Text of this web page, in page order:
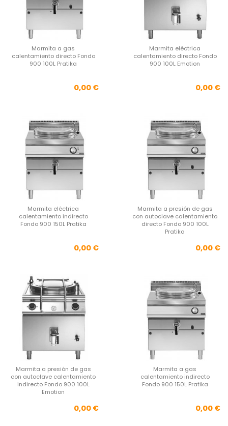
Marmita a gas
calentamiento directo Fondo
900 100L Pratika
Precio
0,00 €
Marmita eléctrica
calentamiento directo Fondo
900 100L Emotion
0,00 €
Marmita eléctrica
calentamiento indirecto
Fondo 900 150L Pratika
Precio
0,00 €
Marmita a presión de gas
con autoclave calentamiento
directo Fondo 900 100L
Pratika
0,00 €
Marmita a presión de gas
con autoclave calentamiento
indirecto Fondo 900 100L
Emotion
Precio
0,00 €
Marmita a gas
calentamiento indirecto
Fondo 900 150L Pratika
0,00 €